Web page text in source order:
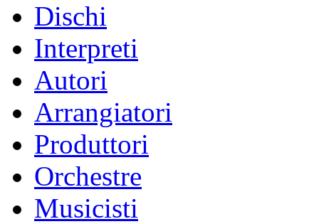
Dischi
Interpreti
Autori
Arrangiatori
Produttori
Orchestre
Musicisti